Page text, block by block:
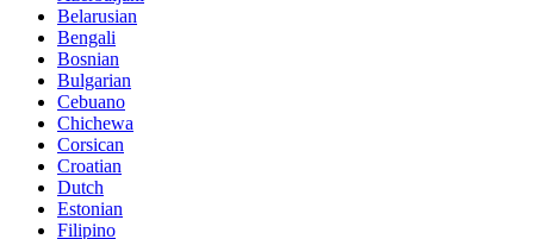
Belarusian
Bengali
Bosnian
Bulgarian
Cebuano
Chichewa
Corsican
Croatian
Dutch
Estonian
Filipino